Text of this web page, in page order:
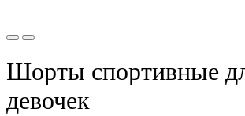
Шорты спортивные
девочек